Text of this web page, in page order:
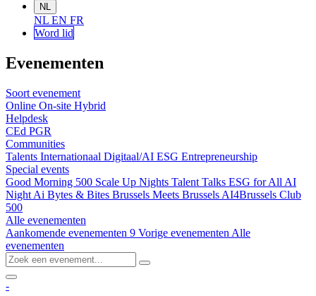
NL
NL EN FR
Word lid
Evenementen
Soort evenement
Online On-site Hybrid
Helpdesk
CEd PGR
Communities
Talents Internationaal Digitaal/AI ESG Entrepreneurship
Special events
Good Morning 500 Scale Up Nights Talent Talks ESG for All AI
Night Ai Bytes & Bites Brussels Meets Brussels AI4Brussels Club
500
Alle evenementen
Aankomende evenementen 9 Vorige evenementen Alle
evenementen
-